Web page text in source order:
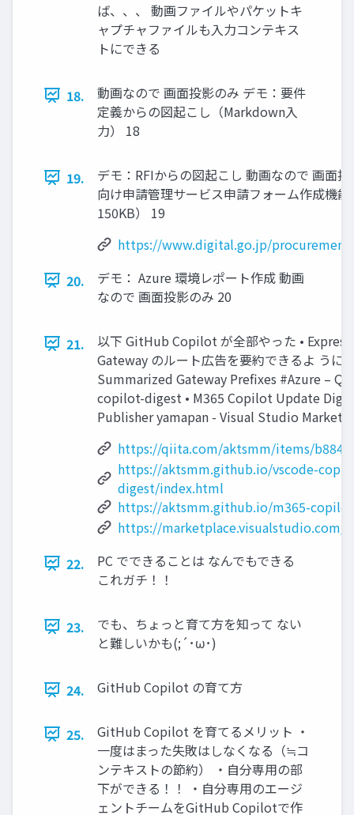
ば、、、 動画ファイルやパケットキ
ャプチャファイルも入力コンテキス
トにできる
18.
動画なので 画面投影のみ デモ：要件
定義からの図起こし（Markdown入
力） 18
19.
デモ：RFIからの図起こし 動画なので 画面
向け申請管理サービス申請フォーム作成機
150KB） 19
https://www.digital.go.jp/
20.
デモ： Azure 環境レポート作成 動画
なので 画面投影のみ 20
21.
以下 GitHub Copilot が全部やった •
Gateway のルート広告を要約できるよ うに
Summarized Gateway Prefixes #Azure –
copilot-digest • M365 Copilot Update
Publisher yamapan - Visual Studio
https://qiita.com/aktsmm/items/
https://aktsmm.github.io/vscode-
digest/index.html
https://aktsmm.github.io/m365-
https://marketplace.visualstudio.com/
22.
PC でできることは なんでもできる
これガチ！！
23.
でも、ちょっと育て方を知って ない
と難しいかも(;´･ω･)
24. GitHub Copilot の育て方
25.
GitHub Copilot を育てるメリット ・
一度はまった失敗はしなくなる（≒コ
ンテキストの節約） ・自分専用の部
下ができる！！ ・自分専用のエージ
ェントチームをGitHub Copilotで作